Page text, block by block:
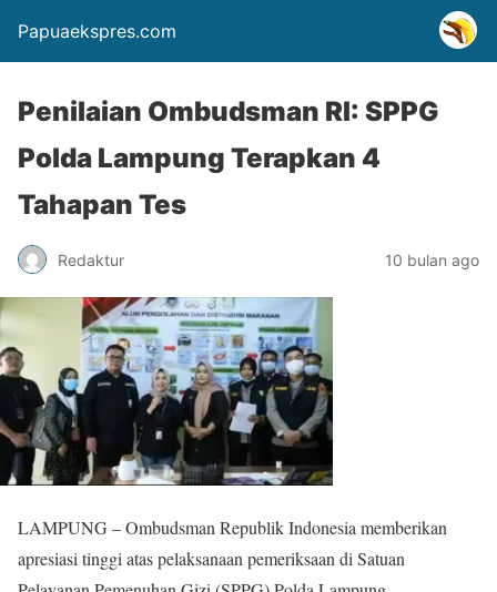
Papuaekspres.com
Penilaian Ombudsman RI: SPPG
Polda Lampung Terapkan 4
Tahapan Tes
Redaktur 10 bulan ago
LAMPUNG – Ombudsman Republik Indonesia memberikan
apresiasi tinggi atas pelaksanaan pemeriksaan di Satuan